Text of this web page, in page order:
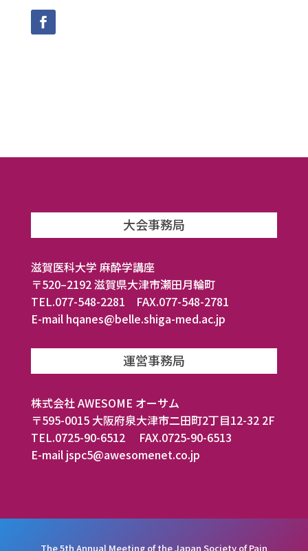
大会事務局
滋賀医科大学 麻酔学講座
〒520–2192 滋賀県大津市瀬田月輪町
TEL.077-548-2281 FAX.077-548-2781
E-mail hqanes@belle.shiga-med.ac.jp
運営事務局
株式会社 AWESOME オーサム
〒595-0015 大阪府泉大津市二田町2丁目12-32 2F
TEL.0725-90-6512 FAX.0725-90-6513
E-mail jspc5@awesomenet.co.jp
The 5th Annual Meeting of the Japan Society of Pain